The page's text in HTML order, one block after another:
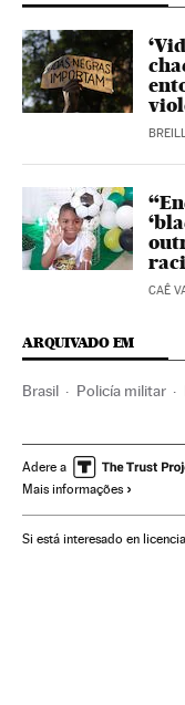
CAÊ
ARQUIVADO EM
Brasil Policía militar
Discriminación
Política Gobierno
Adere a
Mais informações
Si está interesado en